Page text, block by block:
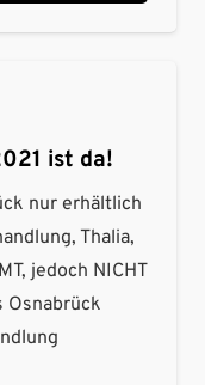
ist da!
nur erhältlich
Thalia,
jedoch NICHT
Osnabrück